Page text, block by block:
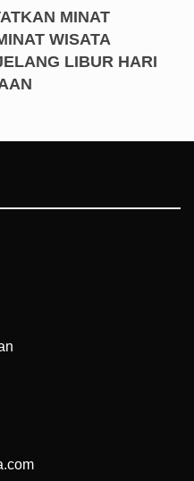
MINAT
WISATA
LIBUR HARI